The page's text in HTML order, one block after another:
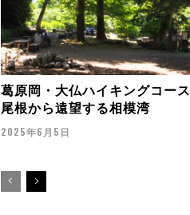
葛原岡・大仏ハイキングコース
尾根から遠望する相模湾
2025年6月5日